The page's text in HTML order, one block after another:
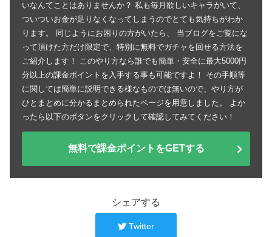
いなんてことはありませんか？ 私も毎月欲しいキャラがいて、
ついついお金が足りなくなってしまうのでとても気持ちがわか
ります。 同じようにお困りの方がいたら、 当ブログをご覧にな
って頂けた方だけ限定で、特別に無料でガチャを回せる方法を
ご紹介します！ このやり方なら誰でも簡単・安全に最大5000円
分以上の課金ポイントを入手する事も可能ですよ！ その手順等
に関しては簡単に説明できる様なものでは無いので、やり方が
ひとまとめに分かるまとめられたページを用意しました。 よか
ったら以下のボタンをクリックして確認してみてください！
無料で課金ポイントをGETする
シェアする
Twitter